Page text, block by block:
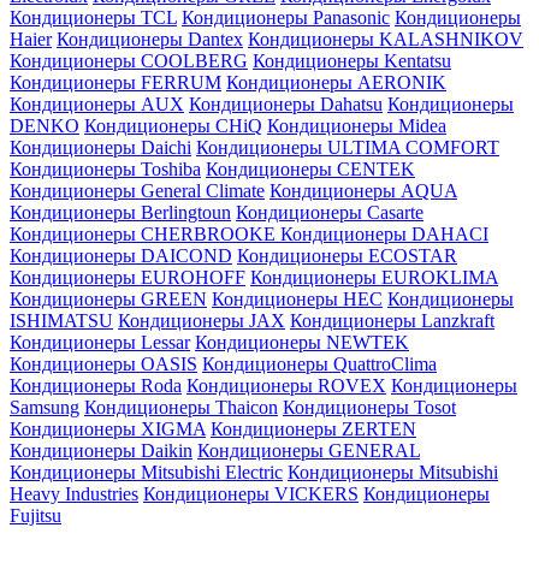
Кондиционеры TCL Кондиционеры Panasonic Кондиционеры
Haier Кондиционеры Dantex Кондиционеры KALASHNIKOV
Кондиционеры СOOLBERG Кондиционеры Kentatsu
Кондиционеры FERRUM Кондиционеры AERONIK
Кондиционеры AUX Кондиционеры Dahatsu Кондиционеры
DENKO Кондиционеры CHiQ Кондиционеры Midea
Кондиционеры Daichi Кондиционеры ULTIMA COMFORT
Кондиционеры Toshiba Кондиционеры CENTEK
Кондиционеры General Climate Кондиционеры AQUA
Кондиционеры Berlingtoun Кондиционеры Casarte
Кондиционеры CHERBROOKE Кондиционеры DAHACI
Кондиционеры DAICOND Кондиционеры ECOSTAR
Кондиционеры EUROHOFF Кондиционеры EUROKLIMA
Кондиционеры GREEN Кондиционеры HEC Кондиционеры
ISHIMATSU Кондиционеры JAX Кондиционеры Lanzkraft
Кондиционеры Lessar Кондиционеры NEWTEK
Кондиционеры OASIS Кондиционеры QuattroClima
Кондиционеры Roda Кондиционеры ROVEX Кондиционеры
Samsung Кондиционеры Thaicon Кондиционеры Tosot
Кондиционеры XIGMA Кондиционеры ZERTEN
Кондиционеры Daikin Кондиционеры GENERAL
Кондиционеры Mitsubishi Electric Кондиционеры Mitsubishi
Heavy Industries Кондиционеры VICKERS Кондиционеры
Fujitsu